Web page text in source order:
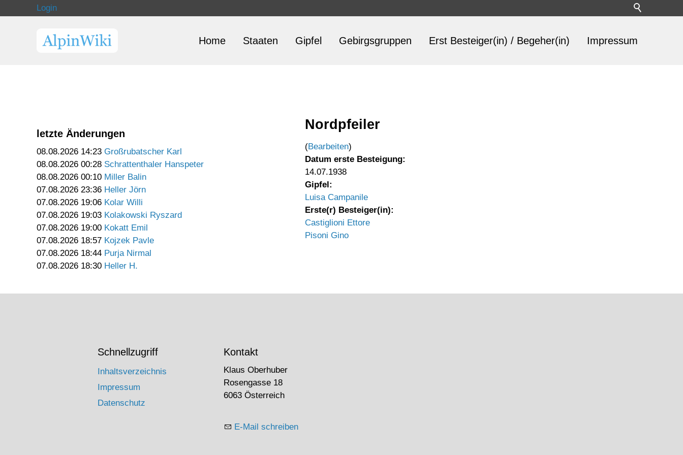
Login
Home Staaten Gipfel Gebirgsgruppen Erst Besteiger(in) / Begeher(in) Impressum
letzte Änderungen
08.08.2026 14:23 Großrubatscher Karl
08.08.2026 00:28 Schrattenthaler Hanspeter
08.08.2026 00:10 Miller Balin
07.08.2026 23:36 Heller Jörn
07.08.2026 19:06 Kolar Willi
07.08.2026 19:03 Kolakowski Ryszard
07.08.2026 19:00 Kokatt Emil
07.08.2026 18:57 Kojzek Pavle
07.08.2026 18:44 Purja Nirmal
07.08.2026 18:30 Heller H.
Nordpfeiler
(Bearbeiten)
Datum erste Besteigung:
14.07.1938
Gipfel:
Luisa Campanile
Erste(r) Besteiger(in):
Castiglioni Ettore
Pisoni Gino
Schnellzugriff
Inhaltsverzeichnis
Impressum
Datenschutz
Kontakt
Klaus Oberhuber
Rosengasse 18
6063 Österreich
E-Mail schreiben